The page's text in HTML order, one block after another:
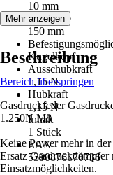
10 mm
Hublänge
150 mm
Kugelkopf
Ausschubkraft
1,15 N
Hubkraft
1,15 N
Inhalt
1 Stück
EAN
5390876170736
Mehr anzeigen
Beschreibung
Bereich überspringen
Gasdruckfeder
1.250N M8
Keine Power mehr in
Ersatz
Einsatzmöglichkeiten.